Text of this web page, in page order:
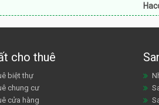
Hacom Tower
cho thuê
biệt thự
chung cư
cửa hàng